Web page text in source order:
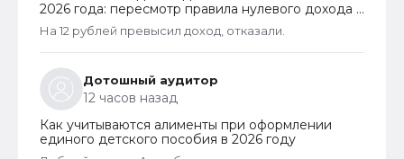
2026 года: пересмотр правила нулевого дохода и
новый порядок оформления пособий по месту
пребывания
На 12 рублей превысил доход, отказали.
Дотошный аудитор
12 часов назад
Как учитываются алименты при оформлении
единого детского пособия в 2026 году